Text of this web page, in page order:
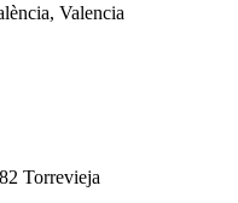
Valencia
Torrevieja